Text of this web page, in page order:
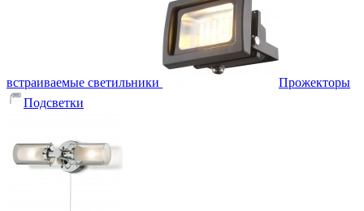
встраиваемые светильники
Прожекторы
Подсветки